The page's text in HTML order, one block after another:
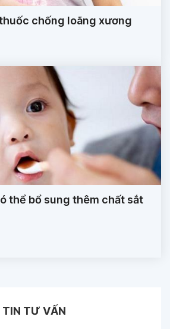
chống loãng xương
thể bổ sung thêm chất sắt
TIN TƯ VẤN